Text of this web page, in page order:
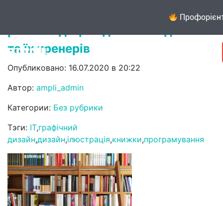
Небанальні книжки для підлітків:
та їх тренерів
Опубликовано: 16.07.2020 в 20:22
Автор: ampli_admin
Категории: Без рубрики
Тэги: IT,графічний
дизайн,дизайн,ілюстрація,книжки,програмування